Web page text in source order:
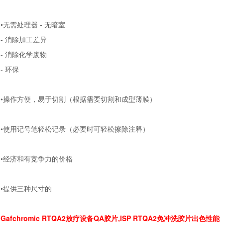
•无需处理器 - 无暗室
- 消除加工差异
- 消除化学废物
- 环保
•操作方便，易于切割（根据需要切割和成型薄膜）
•使用记号笔轻松记录（必要时可轻松擦除注释）
•经济和有竞争力的价格
•提供三种尺寸的
Gafchromic RTQA2放疗设备QA胶片,ISP RTQA2免冲洗胶片出色性能